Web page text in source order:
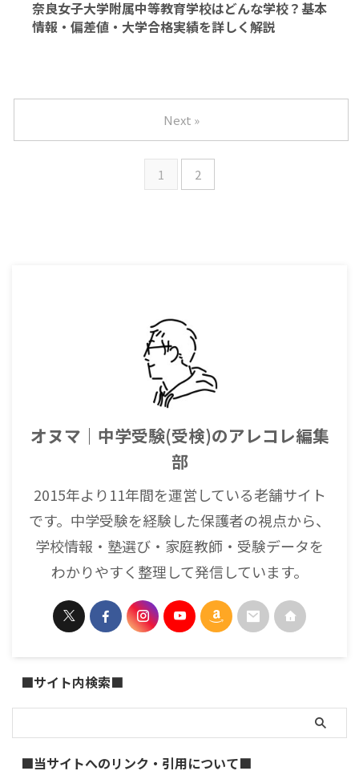
奈良女子大学附属中等教育学校はどんな学校？基本
情報・偏差値・大学合格実績を詳しく解説
1 2
Next »
オヌマ｜中学受験(受検)のアレコレ編集
部
2015年より11年間を運営している老舗サイト
です。中学受験を経験した保護者の視点から、
学校情報・塾選び・家庭教師・受験データを
わかりやすく整理して発信しています。
■サイト内検索■
■当サイトへのリンク・引用について■